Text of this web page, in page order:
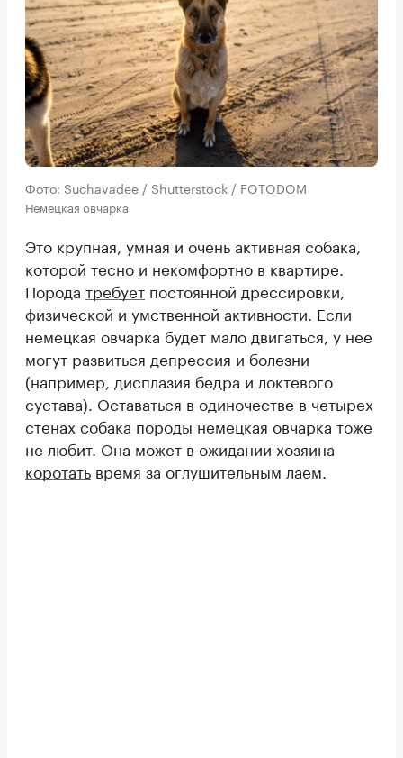
Фото: Suchavadee / Shutterstock / FOTODOM
Немецкая овчарка
Это крупная, умная и очень активная собака,
которой тесно и некомфортно в квартире.
Порода требует постоянной дрессировки,
физической и умственной активности. Если
немецкая овчарка будет мало двигаться, у нее
могут развиться депрессия и болезни
(например, дисплазия бедра и локтевого
сустава). Оставаться в одиночестве в четырех
стенах собака породы немецкая овчарка тоже
не любит. Она может в ожидании хозяина
коротать время за оглушительным лаем.